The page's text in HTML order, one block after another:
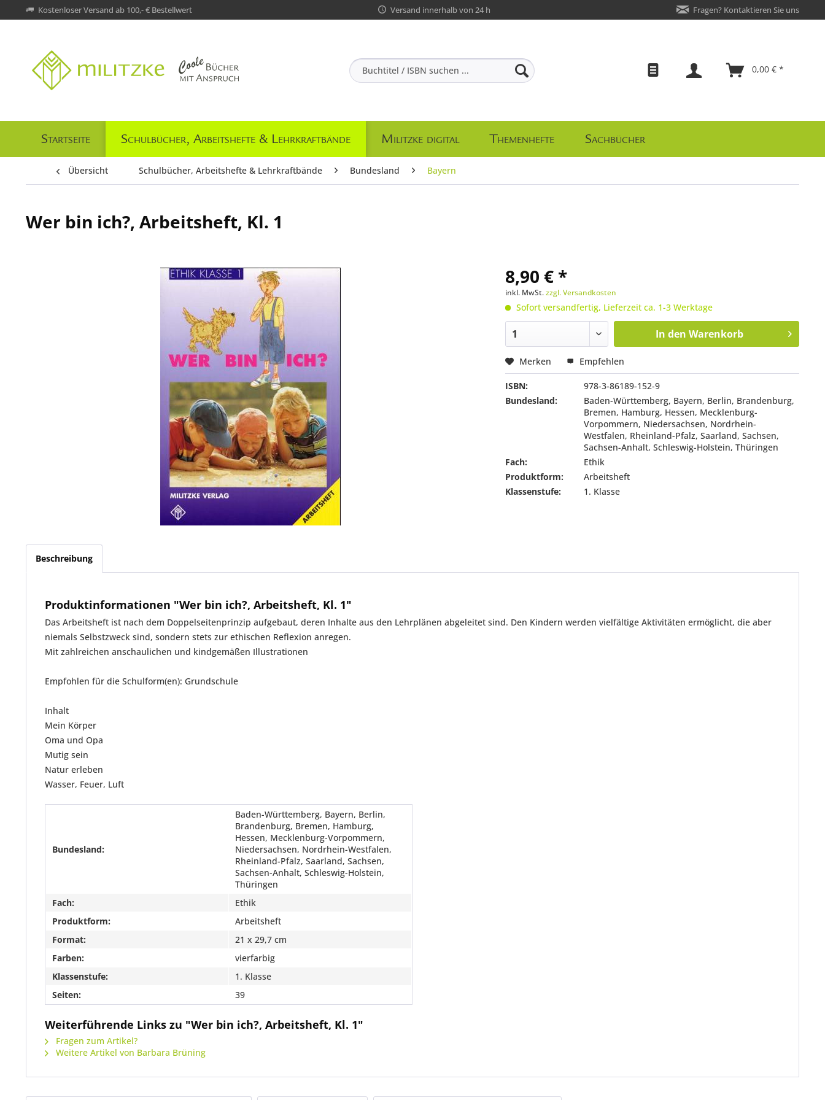
Kostenloser Versand ab 100,- € Bestellwert Versand innerhalb von 24 h Fragen? Kontaktieren Sie uns
0,00 € *
Startseite Schulbücher, Arbeitshefte & Lehrkraftbände Militzke digital Themenhefte Sachbücher
Übersicht Schulbücher, Arbeitshefte & Lehrkraftbände Bundesland Bayern
Wer bin ich?, Arbeitsheft, Kl. 1
8,90 € *
inkl. MwSt.zzgl. Versandkosten
Sofort versandfertig, Lieferzeit ca. 1-3 Werktage
In den Warenkorb
Merken Empfehlen
ISBN:
978-3-86189-152-9
Bundesland:
Baden-Württemberg, Bayern, Berlin, Brandenburg,
Bremen, Hamburg, Hessen, Mecklenburg-
Vorpommern, Niedersachsen, Nordrhein-
Westfalen, Rheinland-Pfalz, Saarland, Sachsen,
Sachsen-Anhalt, Schleswig-Holstein, Thüringen
Fach:
Ethik
Produktform:
Arbeitsheft
Klassenstufe:
1. Klasse
Beschreibung
Produktinformationen "Wer bin ich?, Arbeitsheft, Kl. 1"
Das Arbeitsheft ist nach dem Doppelseitenprinzip aufgebaut, deren Inhalte aus den Lehrplänen abgeleitet sind. Den Kindern werden vielfältige Aktivitäten ermöglicht, die aber
niemals Selbstzweck sind, sondern stets zur ethischen Reflexion anregen.
Mit zahlreichen anschaulichen und kindgemäßen Illustrationen
Empfohlen für die Schulform(en): Grundschule
Inhalt
Mein Körper
Oma und Opa
Mutig sein
Natur erleben
Wasser, Feuer, Luft
Bundesland:
Baden-Württemberg, Bayern, Berlin,
Brandenburg, Bremen, Hamburg,
Hessen, Mecklenburg-Vorpommern,
Niedersachsen, Nordrhein-Westfalen,
Rheinland-Pfalz, Saarland, Sachsen,
Sachsen-Anhalt, Schleswig-Holstein,
Thüringen
Fach:
Ethik
Produktform:
Arbeitsheft
Format:
21 x 29,7 cm
Farben:
vierfarbig
Klassenstufe:
1. Klasse
Seiten:
39
Weiterführende Links zu "Wer bin ich?, Arbeitsheft, Kl. 1"
Fragen zum Artikel?
Weitere Artikel von Barbara Brüning